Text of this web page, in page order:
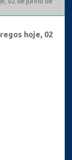
hoje, 02